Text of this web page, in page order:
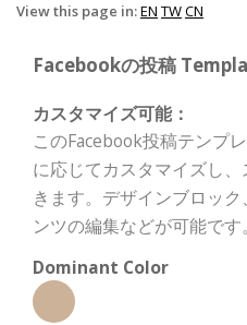
View this page in:EN TWCN
Facebookの投稿
カスタマイズ可能：
このFacebook投稿テンプ
に応じてカスタマイズし
きます。デザインブロッ
ンツの編集などが可能です。
Dominant Color